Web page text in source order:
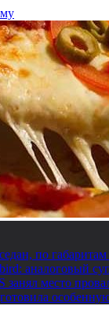
по
аналоговый
занял место